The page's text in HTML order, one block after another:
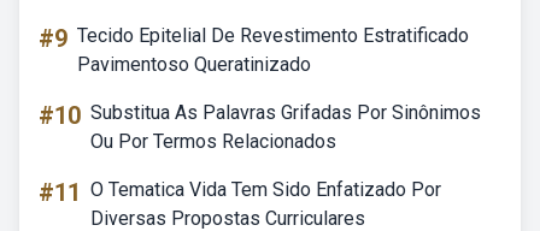
#9 Tecido Epitelial De Revestimento Estratificado
Pavimentoso Queratinizado
#10 Substitua As Palavras Grifadas Por Sinônimos
Ou Por Termos Relacionados
#11 O Tematica Vida Tem Sido Enfatizado Por
Diversas Propostas Curriculares